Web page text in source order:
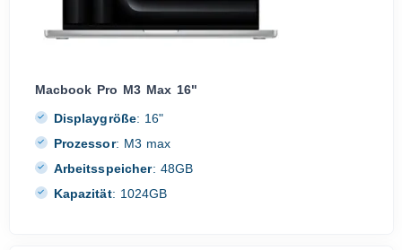
Macbook Pro M3 Max 16"
Displaygröße: 16"
Prozessor: M3 max
Arbeitsspeicher: 48GB
Kapazität: 1024GB